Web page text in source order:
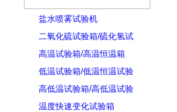
盐水喷雾试验机
二氧化硫试验箱/硫化氢试
高温试验箱/高温恒温箱
低温试验箱/低温恒温试验
高低温试验箱/高低温试验
温度快速变化试验箱